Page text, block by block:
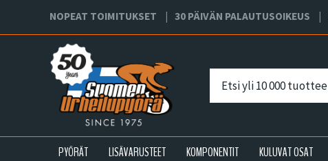
NOPEAT TOIMITUKSET 30 PÄIVÄN PALAUTUSOIKEUS
PYÖRÄT LISÄVARUSTEET KOMPONENTIT KULUVAT OSAT